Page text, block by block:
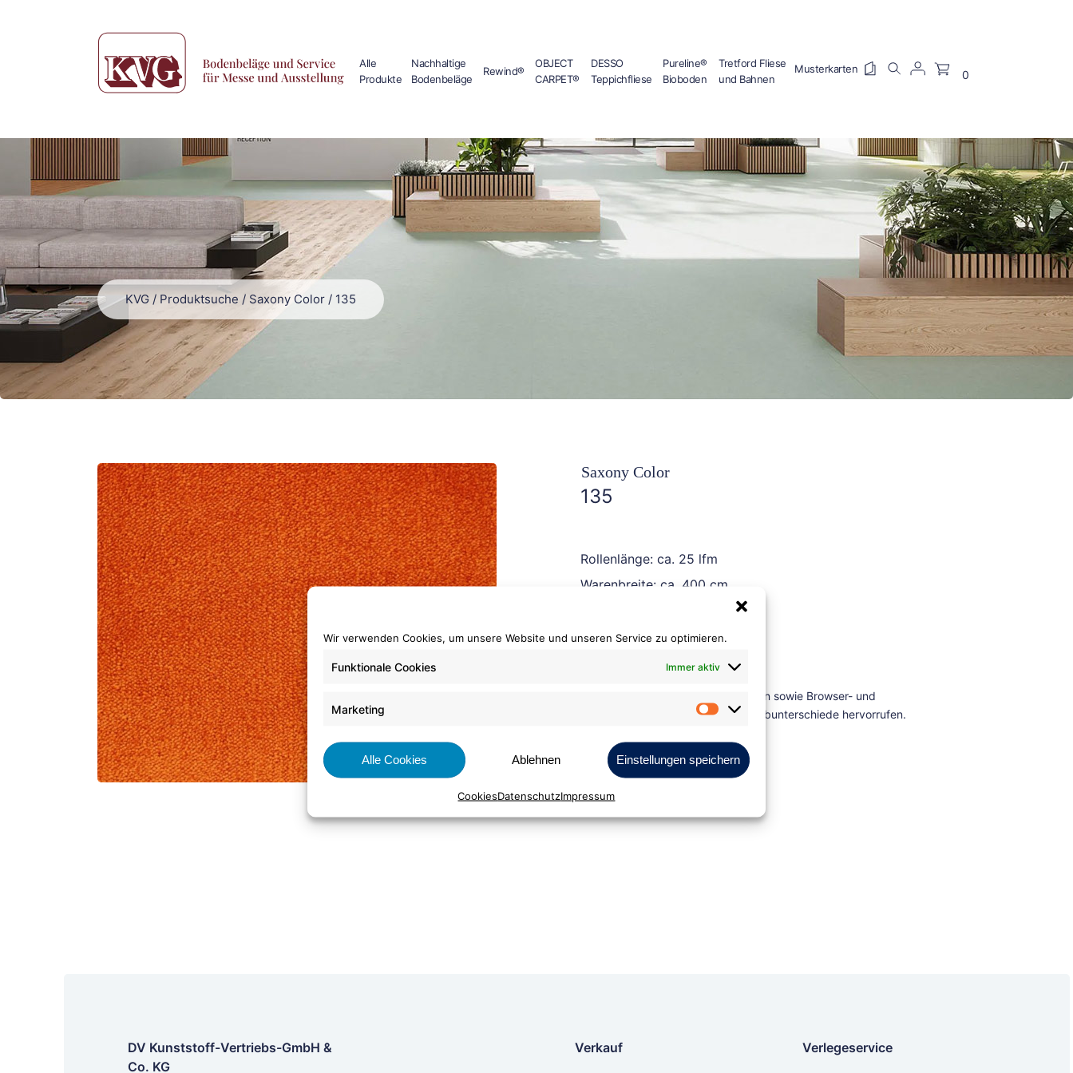
Wir verwenden Cookies, um unsere Website und unseren Service zu optimieren.
Funktionale Cookies Immer aktiv
Marketing Marketing
Alle Cookies Ablehnen Einstellungen speichern
CookiesDatenschutzImpressum
Alle
Produkte
Nachhaltige
Bodenbeläge
Rewind®
OBJECT
CARPET®
DESSO
Teppichfliese
Pureline®
Bioboden
Tretford Fliese
und Bahnen
0
KVG / Produktsuche / Saxony Color / 135
135
Rollenlänge: ca. 25 lfm
Warenbreite: ca. 400 cm
Bestellen
Saxony Color
DV Kunststoff-Vertriebs-GmbH &
Co. KG
Verkauf Verlegeservice